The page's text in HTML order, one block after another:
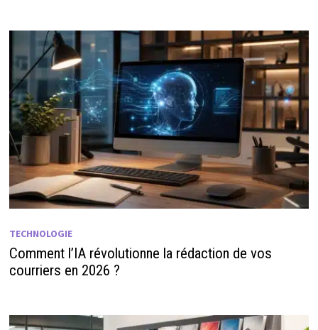
TECHNOLOGIE
Comment l’IA révolutionne la rédaction de vos
courriers en 2026 ?